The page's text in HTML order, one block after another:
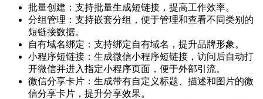
批量创建：支持批量生成短链接，提高工作效率。
分组管理：支持嵌套分组，便于管理和查看不同类别的
短链接数据。
自有域名绑定：支持绑定自有域名，提升品牌形象。
小程序短链接：生成微信小程序短链接，访问后自动打
开微信并进入指定小程序页面，便于外部引流。
微信分享卡片：生成带有自定义标题、描述和图片的微
信分享卡片，提升分享效果。